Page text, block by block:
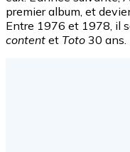
premier album, et
Entre 1976 et 1978, il
content et Toto 30 ans.